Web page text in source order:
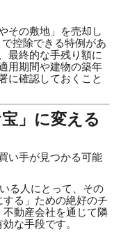
その敷地」を売却し
控除できる特例があ
最終的な手残り額に
用期間や建物の築年
に確認しておくこと
」に変える
い手が見つかる可能
る人にとって、その
る」ための絶好のチ
動産会社を通じて隣
な手段です。